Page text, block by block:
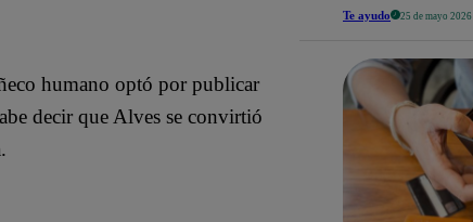
humano optó por publicar
decir que Alves se convirtió
Te ayudo 25 de mayo 2026